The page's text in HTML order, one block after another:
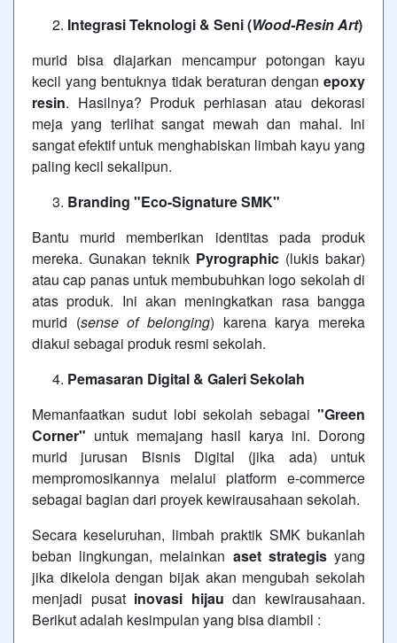
Integrasi Teknologi & Seni (Wood-Resin Art)
murid bisa diajarkan mencampur potongan kayu
kecil yang bentuknya tidak beraturan dengan epoxy
resin. Hasilnya? Produk perhiasan atau dekorasi
meja yang terlihat sangat mewah dan mahal. Ini
sangat efektif untuk menghabiskan limbah kayu yang
paling kecil sekalipun.
Branding "Eco-Signature SMK"
Bantu murid memberikan identitas pada produk
mereka. Gunakan teknik Pyrographic (lukis bakar)
atau cap panas untuk membubuhkan logo sekolah di
atas produk. Ini akan meningkatkan rasa bangga
murid (sense of belonging) karena karya mereka
diakui sebagai produk resmi sekolah.
Pemasaran Digital & Galeri Sekolah
Memanfaatkan sudut lobi sekolah sebagai "Green
Corner" untuk memajang hasil karya ini. Dorong
murid jurusan Bisnis Digital (jika ada) untuk
mempromosikannya melalui platform e-commerce
sebagai bagian dari proyek kewirausahaan sekolah.
Secara keseluruhan, limbah praktik SMK bukanlah
beban lingkungan, melainkan aset strategisyang
jika dikelola dengan bijak akan mengubah sekolah
menjadi pusat inovasi hijau dan kewirausahaan.
Berikut adalah kesimpulan yang bisa diambil :